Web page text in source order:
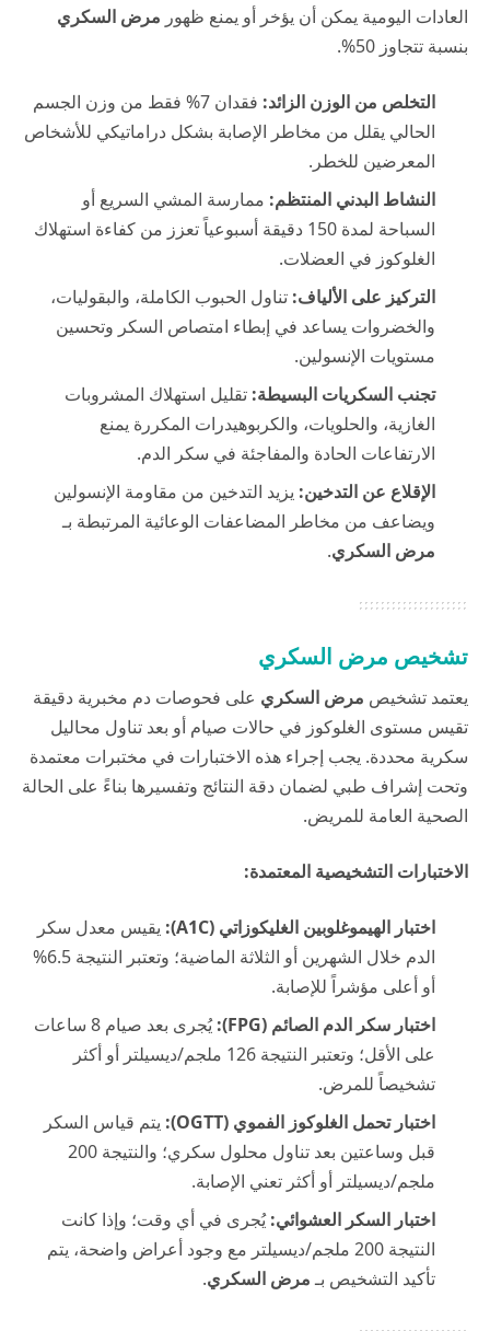
العادات اليومية يمكن أن يؤخر أو يمنع ظهور مرض السكري
بنسبة تتجاوز 50%.
التخلص من الوزن الزائد:
فقدان 7% فقط من وزن الجسم
الحالي يقلل من مخاطر الإصابة بشكل دراماتيكي للأشخاص
المعرضين للخطر.
النشاط البدني المنتظم: ممارسة المشي السريع أو
السباحة لمدة 150 دقيقة أسبوعياً تعزز من كفاءة استهلاك
الغلوكوز في العضلات.
التركيز على الألياف: تناول الحبوب الكاملة، والبقوليات،
والخضروات يساعد في إبطاء امتصاص السكر وتحسين
مستويات الإنسولين.
تجنب السكريات البسيطة: تقليل استهلاك المشروبات
الغازية، والحلويات، والكربوهيدرات المكررة يمنع
الارتفاعات الحادة والمفاجئة في سكر الدم.
الإقلاع عن التدخين: يزيد التدخين من مقاومة الإنسولين
ويضاعف من مخاطر المضاعفات الوعائية المرتبطة بـ
مرض السكري.
تشخيص مرض السكري
يعتمد تشخيص مرض السكري على فحوصات دم مخبرية دقيقة
تقيس مستوى الغلوكوز في حالات صيام أو بعد تناول محاليل
سكرية محددة. يجب إجراء هذه الاختبارات في مختبرات معتمدة
وتحت إشراف طبي لضمان دقة النتائج وتفسيرها بناءً على الحالة
الصحية العامة للمريض.
الاختبارات التشخيصية المعتمدة:
اختبار الهيموغلوبين الغليكوزاتي (A1C):
يقيس معدل سكر
الدم خلال الشهرين أو الثلاثة الماضية؛ وتعتبر النتيجة 6.5%
أو أعلى مؤشراً للإصابة.
اختبار سكر الدم الصائم (FPG):
يُجرى بعد صيام 8 ساعات
على الأقل؛ وتعتبر النتيجة 126 ملجم/ديسيلتر أو أكثر
تشخيصاً للمرض.
اختبار تحمل الغلوكوز الفموي (OGTT):
يتم قياس السكر
قبل وساعتين بعد تناول محلول سكري؛ والنتيجة 200
ملجم/ديسيلتر أو أكثر تعني الإصابة.
اختبار السكر العشوائي:يُجرى في أي وقت؛ وإذا كانت
النتيجة 200 ملجم/ديسيلتر مع وجود أعراض واضحة، يتم
تأكيد التشخيص بـمرض السكري.